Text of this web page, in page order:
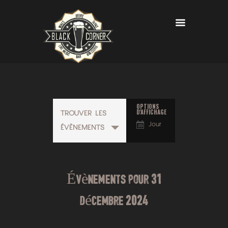
TROUVER LES
ÉVÈNEMENTS
g
a
OPTIONS
D'AFFICHAGE
Jour
Évènements pour 31
décembre 2024